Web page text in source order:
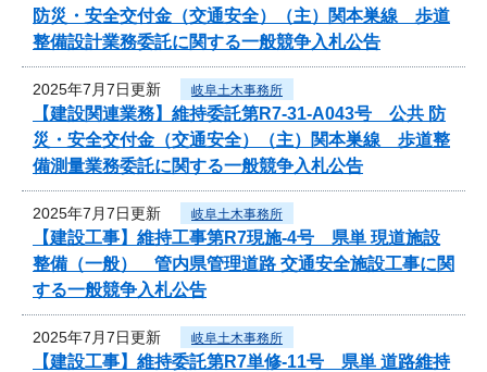
防災・安全交付金（交通安全）（主）関本巣線 歩道
整備設計業務委託に関する一般競争入札公告
2025年7月7日更新 岐阜土木事務所
【建設関連業務】維持委託第R7-31-A043号 公共 防
災・安全交付金（交通安全）（主）関本巣線 歩道整
備測量業務委託に関する一般競争入札公告
2025年7月7日更新 岐阜土木事務所
【建設工事】維持工事第R7現施-4号 県単 現道施設
整備（一般） 管内県管理道路 交通安全施設工事に関
する一般競争入札公告
2025年7月7日更新 岐阜土木事務所
【建設工事】維持委託第R7単修-11号 県単 道路維持